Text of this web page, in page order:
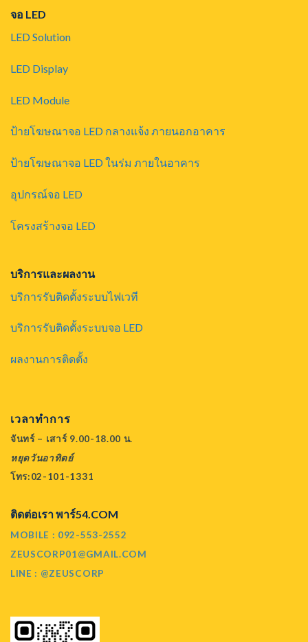
จอ LED
LED Solution
LED Display
LED Module
ป้ายโฆษณาจอ LED กลางแจ้ง ภายนอกอาคาร
ป้ายโฆษณาจอ LED ในร่ม ภายในอาคาร
อุปกรณ์จอ LED
โครงสร้างจอ LED
บริการและผลงาน
บริการรับติดตั้งระบบไฟเวที
บริการรับติดตั้งระบบจอ LED
ผลงานการติดตั้ง
เวลาทำการ
จันทร์ – เสาร์ 9.00-18.00 น.
หยุดวันอาทิตย์
โทร:02-101-1331
ติดต่อเรา พาร์54.COM
MOBILE : 092-553-2552
ZEUSCORP01@GMAIL.COM
LINE : @ZEUSCORP